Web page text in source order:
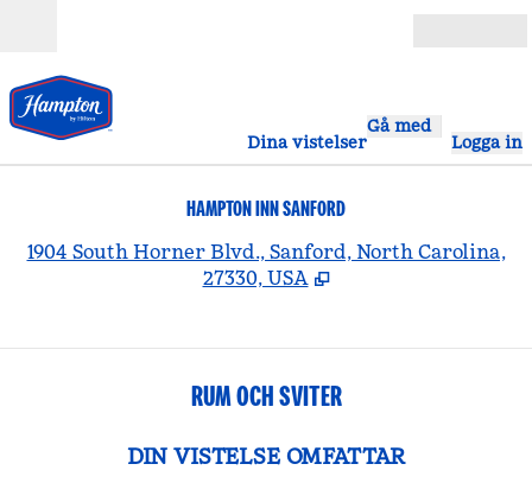
Dina vistelser
Gå med
Logga in
HAMPTON INN SANFORD
1904 South Horner Blvd., Sanford, North Carolina,
27330, USA
RUM OCH SVITER
DIN VISTELSE OMFATTAR